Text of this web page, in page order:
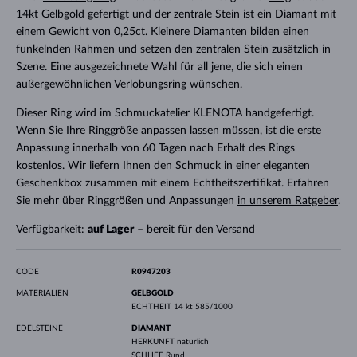
14kt Gelbgold gefertigt und der zentrale Stein ist ein Diamant mit
einem Gewicht von 0,25ct. Kleinere Diamanten bilden einen
funkelnden Rahmen und setzen den zentralen Stein zusätzlich in
Szene. Eine ausgezeichnete Wahl für all jene, die sich einen
außergewöhnlichen Verlobungsring wünschen.
Dieser Ring wird im Schmuckatelier KLENOTA handgefertigt.
Wenn Sie Ihre Ringgröße anpassen lassen müssen, ist die erste
Anpassung innerhalb von 60 Tagen nach Erhalt des Rings
kostenlos. Wir liefern Ihnen den Schmuck in einer eleganten
Geschenkbox zusammen mit einem Echtheitszertifikat. Erfahren
Sie mehr über Ringgrößen und Anpassungen in unserem Ratgeber.
Verfügbarkeit: auf Lager– bereit für den Versand
CODE R0947203
MATERIALIEN
GELBGOLD
ECHTHEIT 14 kt 585/1000
EDELSTEINE
DIAMANT
HERKUNFT natürlich
SCHLIFF Rund